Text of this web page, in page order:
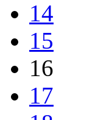
14
15
16
17